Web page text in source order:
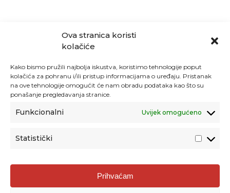
Ova stranica koristi
kolačiće
Kako bismo pružili najbolja iskustva, koristimo tehnologije poput
kolačića za pohranu i/ili pristup informacijama o uređaju. Pristanak
na ove tehnologije omogućit će nam obradu podataka kao što su
ponašanje pregledavanja stranice.
Funkcionalni Uvijek omogućeno
Statistički
Prihvaćam
Agencija za odgoj i obrazovanje
Donje Svetice 38, 10000 Zagreb